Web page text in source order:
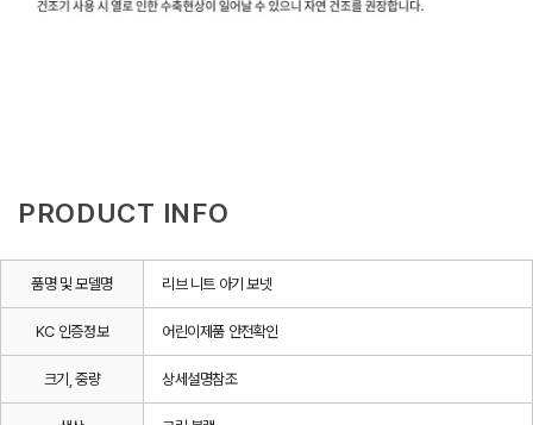
PRODUCT INFO
품명 및 모델명 리브 니트 아기 보넷
KC 인증정보 어린이제품 안전확인
크기, 중량 상세설명참조